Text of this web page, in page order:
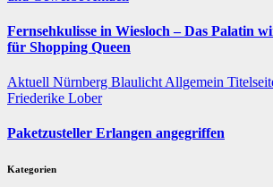
Fernsehkulisse in Wiesloch – Das Palatin
für Shopping Queen
Aktuell Nürnberg Blaulicht Allgemein
Friederike Lober
Paketzusteller Erlangen angegriffen
Kategorien